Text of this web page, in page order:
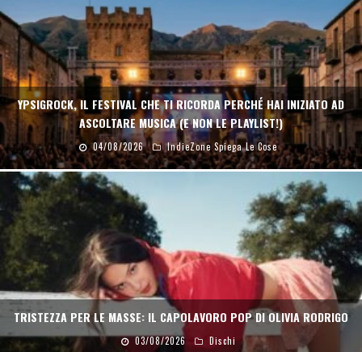
YPSIGROCK, IL FESTIVAL CHE TI RICORDA PERCHÉ HAI INIZIATO AD
ASCOLTARE MUSICA (E NON LE PLAYLIST!)
04/08/2026 IndieZone Spiega Le Cose
TRISTEZZA PER LE MASSE: IL CAPOLAVORO POP DI OLIVIA RODRIGO
03/08/2026 Dischi